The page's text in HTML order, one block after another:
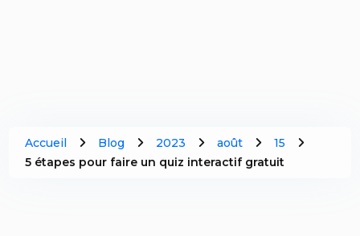
Accueil Blog 2023 août
15
5 étapes pour faire un quiz interactif gratuit